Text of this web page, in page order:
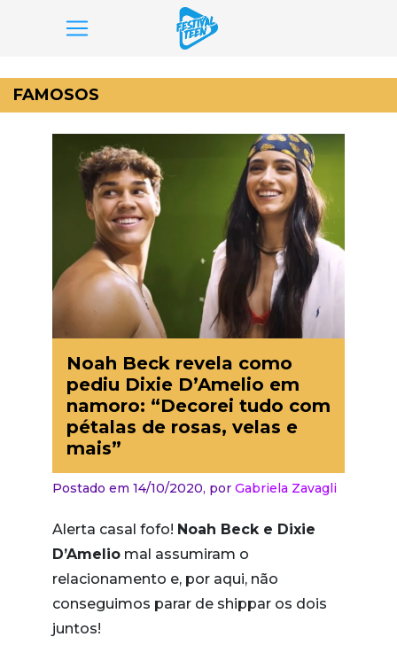
para
o
conteúdo
FAMOSOS
Noah Beck revela como
pediu Dixie D’Amelio em
namoro: “Decorei tudo com
pétalas de rosas, velas e
mais”
Postado em 14/10/2020, por Gabriela Zavagli
Alerta casal fofo! Noah Beck e Dixie
D’Amelio mal assumiram o
relacionamento e, por aqui, não
conseguimos parar de shippar os dois
juntos!